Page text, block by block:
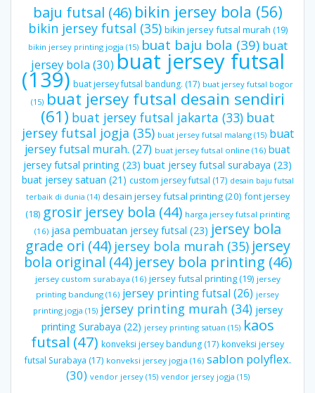
baju futsal (46) bikin jersey bola (56)
bikin jersey futsal (35) bikin jersey futsal murah (19)
bikin jersey printing jogja (15) buat baju bola (39) buat
jersey bola(30)buat jersey futsal
(139) buat jersey futsal bandung. (17) buat jersey futsal bogor
(15) buat jersey futsal desain sendiri
(61) buat jersey futsal jakarta (33) buat
jersey futsal jogja (35) buat jersey futsal malang(15) buat
jersey futsal murah. (27) buat jersey futsal online(16) buat
jersey futsal printing (23) buat jersey futsal surabaya (23)
buat jersey satuan (21) custom jersey futsal (17) desain baju futsal
terbaik di dunia (14) desain jersey futsal printing(20) font jersey
(18) grosir jersey bola (44) harga jersey futsal printing
(16) jasa pembuatan jersey futsal (23) jersey bola
grade ori (44) jersey bola murah (35) jersey
bola original (44) jersey bola printing (46)
jersey custom surabaya (16) jersey futsal printing(19) jersey
printing bandung (16) jersey printing futsal (26) jersey
printing jogja (15) jersey printing murah (34) jersey
printing Surabaya (22) jersey printing satuan (15) kaos
futsal (47) konveksi jersey bandung (17) konveksi jersey
futsal Surabaya (17) konveksi jersey jogja (16) sablon polyflex.
(30) vendor jersey(15) vendor jersey jogja (15)